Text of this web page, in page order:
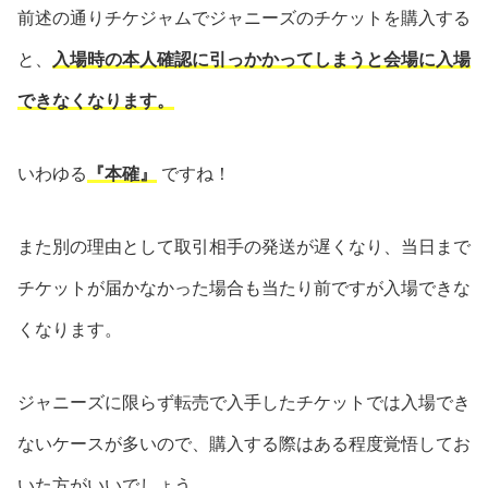
前述の通りチケジャムでジャニーズのチケットを購入する
と、 入場時の本人確認に引っかかってしまうと会場に入場
できなくなります。
いわゆる 『本確』 ですね！
また別の理由として取引相手の発送が遅くなり、当日まで
チケットが届かなかった場合も当たり前ですが入場できな
くなります。
ジャニーズに限らず転売で入手したチケットでは入場でき
ないケースが多いので、購入する際はある程度覚悟してお